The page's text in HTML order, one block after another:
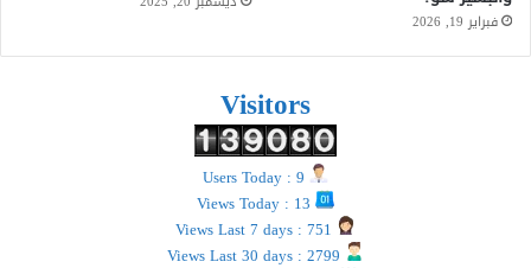
فبراير 19, 2026
Visitors